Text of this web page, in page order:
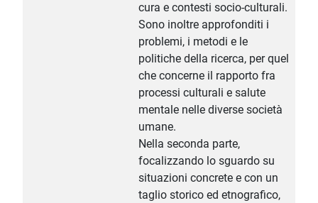
cura e contesti socio-culturali.
Sono inoltre approfonditi i
problemi, i metodi e le
politiche della ricerca, per quel
che concerne il rapporto fra
processi culturali e salute
mentale nelle diverse società
umane.
Nella seconda parte,
focalizzando lo sguardo su
situazioni concrete e con un
taglio storico ed etnografico,